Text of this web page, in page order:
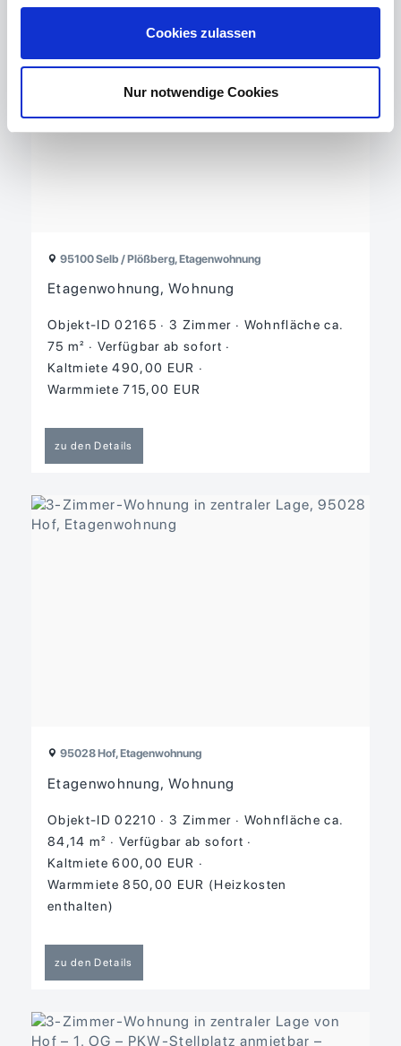
Cookies zulassen
Nur notwendige Cookies
95100 Selb / Plößberg, Etagenwohnung
Etagenwohnung, Wohnung
Objekt-ID 02165 3 Zimmer
Wohnfläche ca.
75 m²
Verfügbar ab sofort
Kaltmiete 490,00 EUR
Warmmiete 715,00 EUR
zu den Details
95028 Hof, Etagenwohnung
Etagenwohnung, Wohnung
Objekt-ID 02210 3 Zimmer
Wohnfläche ca.
84,14 m²
Verfügbar ab sofort
Kaltmiete 600,00 EUR
Warmmiete 850,00 EUR (Heizkosten
enthalten)
zu den Details